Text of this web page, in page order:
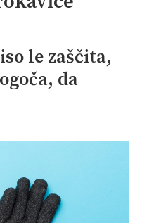
le zaščita,
da